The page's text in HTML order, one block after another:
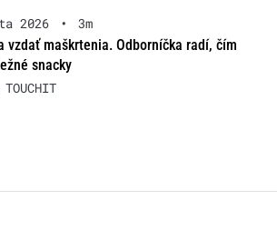
2026 •
3m
vzdať maškrtenia. Odborníčka radí, čím
snacky